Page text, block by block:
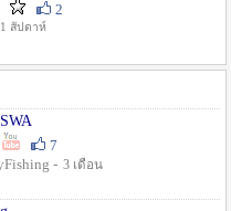
2
1 สัปดาห์
7
- 3 เดือน